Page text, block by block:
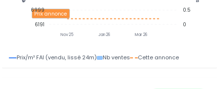
Nov 25 Jan 26 Mar 26
Prix annonce
0.5
0
6999
6191
Prix/m² FAI (vendu, lissé 24m) Nb ventes Cette annonce